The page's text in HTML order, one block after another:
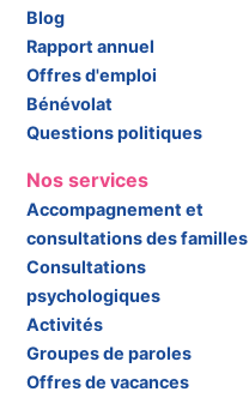
Blog
Rapport annuel
Offres d'emploi
Bénévolat
Questions politiques
Nos services
Accompagnement et
consultations des familles
Consultations
psychologiques
Activités
Groupes de paroles
Offres de vacances